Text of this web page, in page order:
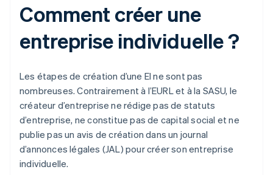
Comment créer une
entreprise individuelle ?
Les étapes de création d’une EI ne sont pas
nombreuses. Contrairement à l’EURL et à la SASU, le
créateur d’entreprise ne rédige pas de statuts
d’entreprise, ne constitue pas de capital social et ne
publie pas un avis de création dans un journal
d’annonces légales (JAL) pour créer son entreprise
individuelle.